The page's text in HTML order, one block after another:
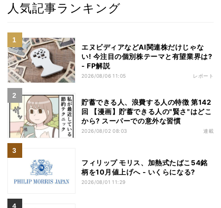
人気記事ランキング
エヌビディアなどAI関連株だけじゃな
い! 今注目の個別株テーマと有望業界は?
- FP解説
2026/08/06 11:05 レポート
貯蓄できる人、浪費する人の特徴 第142
回 【漫画】貯蓄できる人の"賢さ"はどこ
から? スーパーでの意外な習慣
2026/08/02 08:03 連載
フィリップ モリス、加熱式たばこ54銘
柄を10月値上げへ - いくらになる?
2026/08/01 11:29